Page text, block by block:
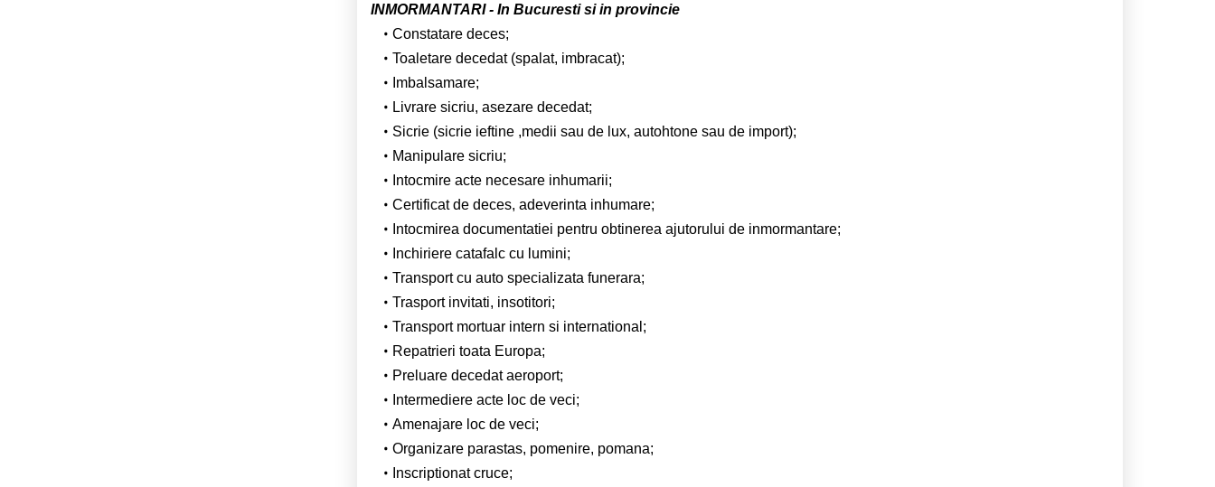
INMORMANTARI - In Bucuresti si in provincie
Constatare deces;
Toaletare decedat (spalat, imbracat);
Imbalsamare;
Livrare sicriu, asezare decedat;
Sicrie (sicrie ieftine ,medii sau de lux, autohtone sau de import);
Manipulare sicriu;
Intocmire acte necesare inhumarii;
Certificat de deces, adeverinta inhumare;
Intocmirea documentatiei pentru obtinerea ajutorului de inmormantare;
Inchiriere catafalc cu lumini;
Transport cu auto specializata funerara;
Trasport invitati, insotitori;
Transport mortuar intern si international;
Repatrieri toata Europa;
Preluare decedat aeroport;
Intermediere acte loc de veci;
Amenajare loc de veci;
Organizare parastas, pomenire, pomana;
Inscriptionat cruce;